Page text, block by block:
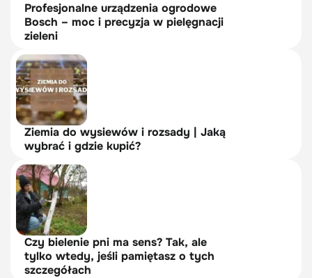
Profesjonalne urządzenia ogrodowe
Bosch – moc i precyzja w pielęgnacji
zieleni
Ziemia do wysiewów i rozsady | Jaką
wybrać i gdzie kupić?
Czy bielenie pni ma sens? Tak, ale
tylko wtedy, jeśli pamiętasz o tych
szczegółach